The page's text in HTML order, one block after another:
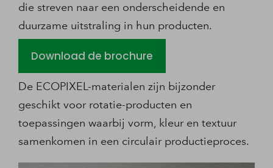
die streven naar een onderscheidende en
duurzame uitstraling in hun producten.
Download de brochure
De ECOPIXEL-materialen zijn bijzonder
geschikt voor rotatie-producten en
toepassingen waarbij vorm, kleur en textuur
samenkomen in een circulair productieproces.